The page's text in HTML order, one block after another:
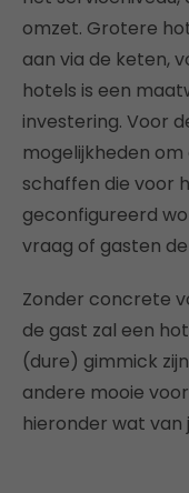
omzet. Grotere
aan via de keten,
hotels is een
investering. Voor
mogelijkheden
schaffen die voor
geconfigureerd
vraag of gasten
Zonder concrete
de gast zal een
(dure) gimmick
andere mooie
hieronder wat van